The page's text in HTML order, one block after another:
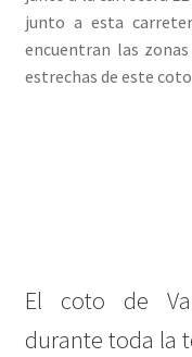
junto a esta
encuentran las
estrechas de este
El coto de
durante toda la